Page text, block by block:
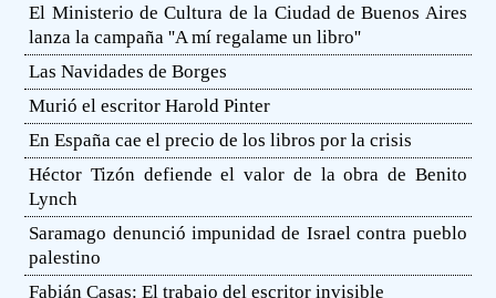
El Ministerio de Cultura de la Ciudad de Buenos Aires
lanza la campaña ''A mí regalame un libro''
Las Navidades de Borges
Murió el escritor Harold Pinter
En España cae el precio de los libros por la crisis
Héctor Tizón defiende el valor de la obra de Benito
Lynch
Saramago denunció impunidad de Israel contra pueblo
palestino
Fabián Casas: El trabajo del escritor invisible